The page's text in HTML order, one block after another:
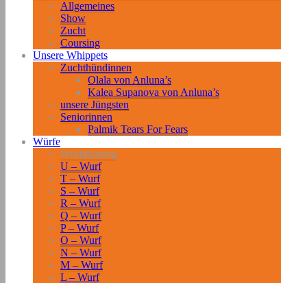
Allgemeines
Show
Zucht
Coursing
Unsere Whippets
Zuchthündinnen
Olala von Anluna’s
Kalea Supanova von Anluna’s
unsere Jüngsten
Seniorinnen
Palmik Tears For Fears
Würfe
Wurfplanung
U – Wurf
T – Wurf
S – Wurf
R – Wurf
Q – Wurf
P – Wurf
O – Wurf
N – Wurf
M – Wurf
L – Wurf